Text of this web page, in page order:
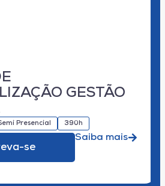
GESTÃO
Presencial 390h
se
Saiba mais